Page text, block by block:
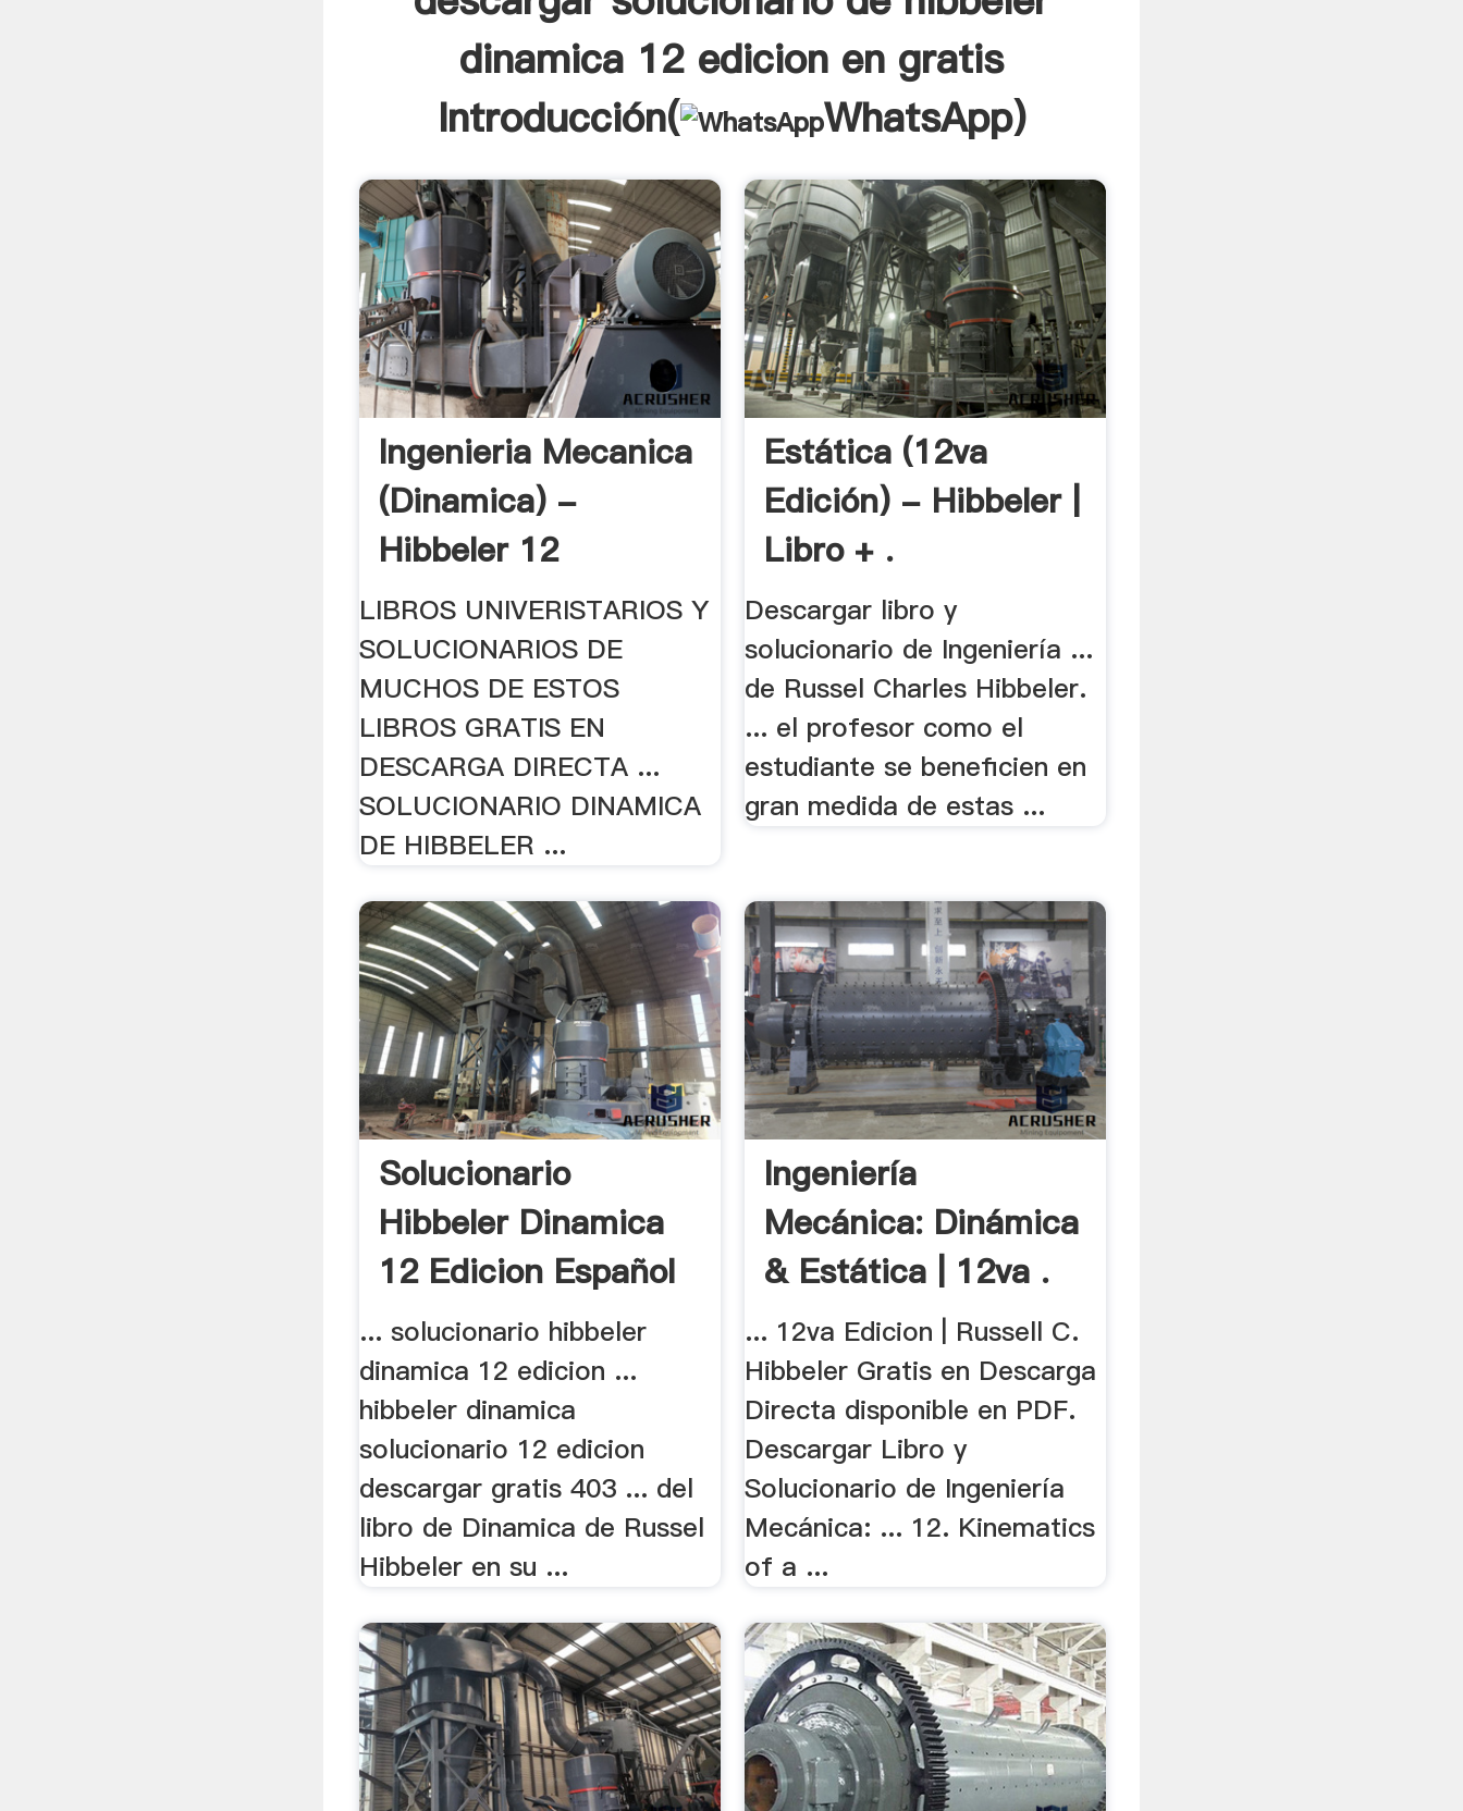
dinamica 12 edicion en gratis
Introducción(
WhatsApp)
Ingenieria Mecanica
(Dinamica) -
Hibbeler 12
LIBROS UNIVERISTARIOS Y
SOLUCIONARIOS DE
MUCHOS DE ESTOS
LIBROS GRATIS EN
DESCARGA DIRECTA ...
SOLUCIONARIO DINAMICA
DE HIBBELER ...
Estática (12va
Edición) - Hibbeler |
Libro + .
Descargar libro y
solucionario de Ingeniería ...
de Russel Charles Hibbeler.
... el profesor como el
estudiante se beneficien en
gran medida de estas ...
Solucionario
Hibbeler Dinamica
12 Edicion Español
...
... solucionario hibbeler
dinamica 12 edicion ...
hibbeler dinamica
solucionario 12 edicion
descargar gratis 403 ... del
libro de Dinamica de Russel
Hibbeler en su ...
Ingeniería
Mecánica: Dinámica
& Estática | 12va .
... 12va Edicion | Russell C.
Hibbeler Gratis en Descarga
Directa disponible en PDF.
Descargar Libro y
Solucionario de Ingeniería
Mecánica: ... 12. Kinematics
of a ...